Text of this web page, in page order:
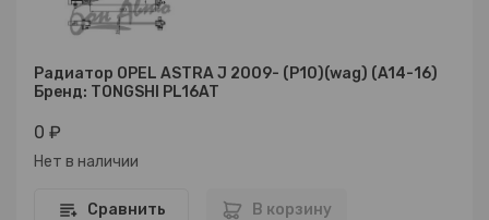
Радиатор OPEL ASTRA J 2009- (P10)(wag) (A14-16)
Бренд: TONGSHI PL16AT
0 ₽
Нет в наличии
Сравнить В корзину